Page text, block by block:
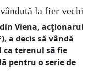
la fier vechi
Viena, acţionarul
a decis să vândă
terenul să fie
pentru o serie de